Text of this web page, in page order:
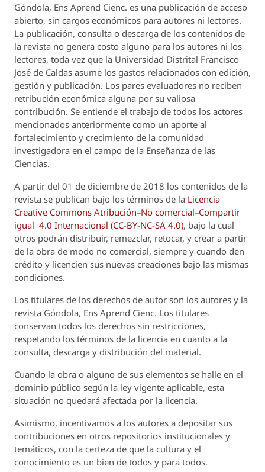
Góndola, Ens Aprend Cienc. es una publicación de acceso
abierto, sin cargos económicos para autores ni lectores.
La publicación, consulta o descarga de los contenidos de
la revista no genera costo alguno para los autores ni los
lectores, toda vez que la Universidad Distrital Francisco
José de Caldas asume los gastos relacionados con edición,
gestión y publicación. Los pares evaluadores no reciben
retribución económica alguna por su valiosa
contribución. Se entiende el trabajo de todos los actores
mencionados anteriormente como un aporte al
fortalecimiento y crecimiento de la comunidad
investigadora en el campo de la Enseñanza de las
Ciencias.
A partir del 01 de diciembre de 2018 los contenidos de la
revista se publican bajo los términos de la Licencia
Creative Commons Atribución–No comercial–Compartir
igual 4.0 Internacional (CC-BY-NC-SA 4.0), bajo la cual
otros podrán distribuir, remezclar, retocar, y crear a partir
de la obra de modo no comercial, siempre y cuando den
crédito y licencien sus nuevas creaciones bajo las mismas
condiciones.
Los titulares de los derechos de autor son los autores y la
revista Góndola, Ens Aprend Cienc. Los titulares
conservan todos los derechos sin restricciones,
respetando los términos de la licencia en cuanto a la
consulta, descarga y distribución del material.
Cuando la obra o alguno de sus elementos se halle en el
dominio público según la ley vigente aplicable, esta
situación no quedará afectada por la licencia.
Asimismo, incentivamos a los autores a depositar sus
contribuciones en otros repositorios institucionales y
temáticos, con la certeza de que la cultura y el
conocimiento es un bien de todos y para todos.